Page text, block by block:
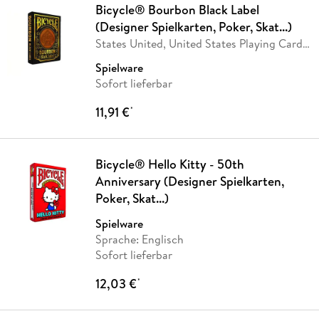
Bicycle® Bourbon Black Label
(Designer Spielkarten, Poker, Skat...)
States United, United States Playing Card
Spielware
Sofort lieferbar
11,91 €*
Bicycle® Hello Kitty - 50th
Anniversary (Designer Spielkarten,
Poker, Skat...)
Spielware
Sprache: Englisch
Sofort lieferbar
12,03 €*